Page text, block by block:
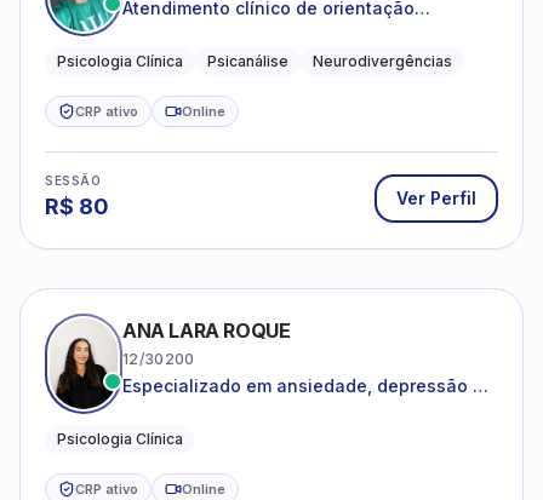
Atendimento clínico de orientação
crianças neurotípicas
Psicologia Clínica Psicanálise Neurodivergências
CRP ativo Online
SESSÃO
R$ 80 Ver Perfil
ANA LARA ROQUE
12/30200
Especializado em ansiedade, depressão e
Psicologia Clínica
CRP ativo Online